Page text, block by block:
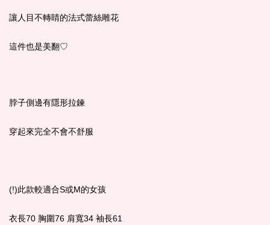
讓人目不轉睛的法式蕾絲雕花
這件也是美翻♡
脖子側邊有隱形拉鍊
穿起來完全不會不舒服
(!)此款較適合S或M的女孩
衣長70 胸圍76 肩寬34 袖長61